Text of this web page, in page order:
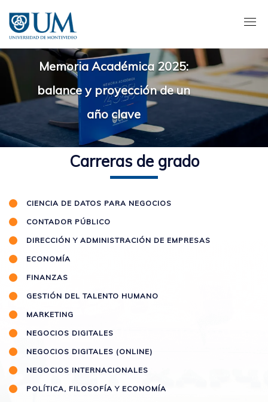
contenido
principal
Memoria Académica 2025:
balance y proyección de un
año clave
Carreras de grado
CIENCIA DE DATOS PARA NEGOCIOS
CONTADOR PÚBLICO
DIRECCIÓN Y ADMINISTRACIÓN DE EMPRESAS
ECONOMÍA
FINANZAS
GESTIÓN DEL TALENTO HUMANO
MARKETING
NEGOCIOS DIGITALES
NEGOCIOS DIGITALES (ONLINE)
NEGOCIOS INTERNACIONALES
POLÍTICA, FILOSOFÍA Y ECONOMÍA